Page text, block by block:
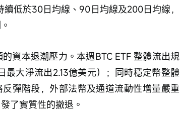
低於30日均線、90日均線及200日均線，
資本退潮壓力。本週BTC ETF 整體流出規
最大淨流出2.13億美元）；同時穩定幣整體
彈階段，外部法幣及通道流動性增量嚴重
了實質性的撤退。